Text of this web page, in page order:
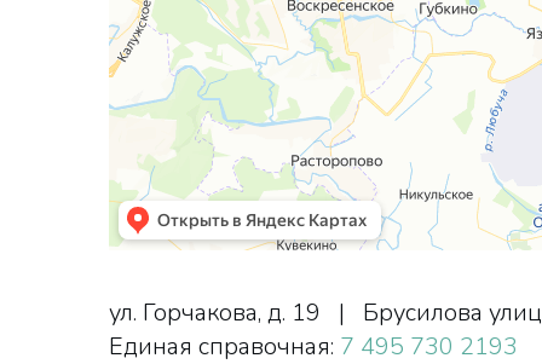
ул. Горчакова, д. 19 | Брусилова
Единая справочная: 7 495 730 2193